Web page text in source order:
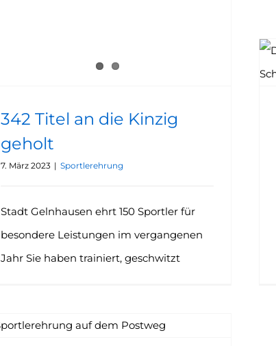
342 Titel an die Kinzig
geholt
7. März 2023 | Sportlerehrung
Stadt Gelnhausen ehrt 150 Sportler für
besondere Leistungen im vergangenen
Jahr Sie haben trainiert, geschwitzt